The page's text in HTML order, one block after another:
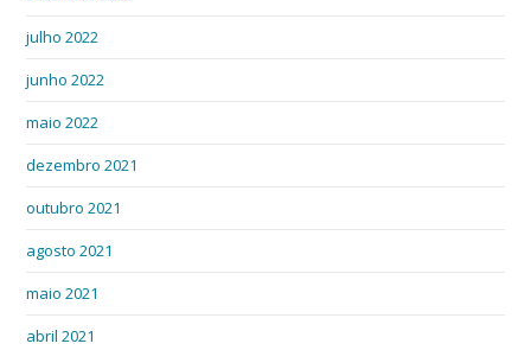
julho 2022
junho 2022
maio 2022
dezembro 2021
outubro 2021
agosto 2021
maio 2021
abril 2021